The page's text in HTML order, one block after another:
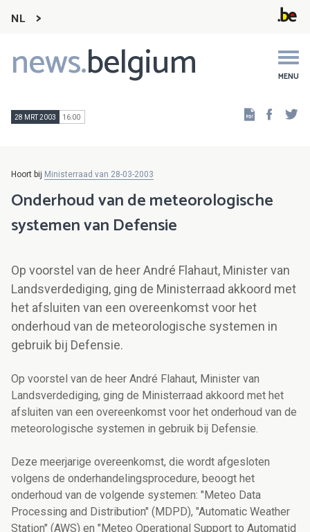
NL
news.belgium MENU
Main
navigation
28 MRT 2003 16:00
Hoort bij Ministerraad van 28-03-2003
Onderhoud van de meteorologische
systemen van Defensie
Op voorstel van de heer André Flahaut, Minister van
Landsverdediging, ging de Ministerraad akkoord met
het afsluiten van een overeenkomst voor het
onderhoud van de meteorologische systemen in
gebruik bij Defensie.
Op voorstel van de heer André Flahaut, Minister van
Landsverdediging, ging de Ministerraad akkoord met het
afsluiten van een overeenkomst voor het onderhoud van de
meteorologische systemen in gebruik bij Defensie.
Deze meerjarige overeenkomst, die wordt afgesloten
volgens de onderhandelingsprocedure, beoogt het
onderhoud van de volgende systemen: "Meteo Data
Processing and Distribution" (MDPD), "Automatic Weather
Station" (AWS) en "Meteo Operational Support to Automatid